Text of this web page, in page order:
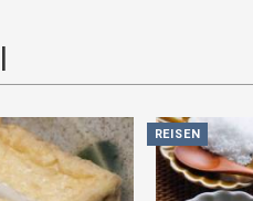
REISEN